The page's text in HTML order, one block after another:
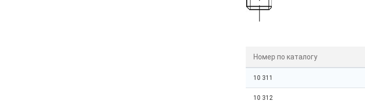
Номер по каталогу
10 311
10 312